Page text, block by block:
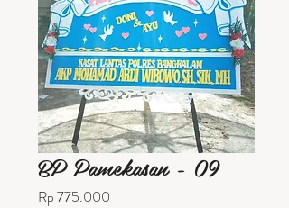
BP Pamekasan - 09
Rp 775.000